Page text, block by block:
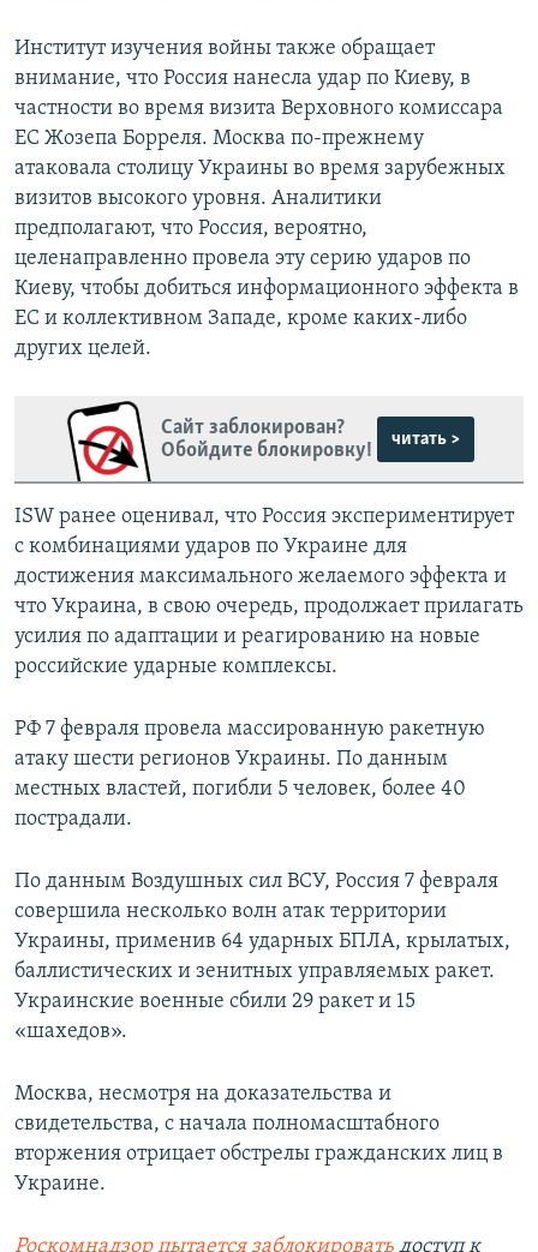
Институт изучения войны также обращает
внимание, что Россия нанесла удар по Киеву, в
частности во время визита Верховного комиссара
ЕС Жозепа Борреля. Москва по-прежнему
атаковала столицу Украины во время зарубежных
визитов высокого уровня. Аналитики
предполагают, что Россия, вероятно,
целенаправленно провела эту серию ударов по
Киеву, чтобы добиться информационного эффекта в
ЕС и коллективном Западе, кроме каких-либо
других целей.
Сайт заблокирован?
Обойдите блокировку!
читать >
ISW ранее оценивал, что Россия экспериментирует
с комбинациями ударов по Украине для
достижения максимального желаемого эффекта и
что Украина, в свою очередь, продолжает прилагать
усилия по адаптации и реагированию на новые
российские ударные комплексы.
РФ 7 февраля провела массированную ракетную
атаку шести регионов Украины. По данным
местных властей, погибли 5 человек, более 40
пострадали.
По данным Воздушных сил ВСУ, Россия 7 февраля
совершила несколько волн атак территории
Украины, применив 64 ударных БПЛА, крылатых,
баллистических и зенитных управляемых ракет.
Украинские военные сбили 29 ракет и 15
«шахедов».
Москва, несмотря на доказательства и
свидетельства, с начала полномасштабного
вторжения отрицает обстрелы гражданских лиц в
Украине.
Роскомнадзор пытается заблокировать доступ к